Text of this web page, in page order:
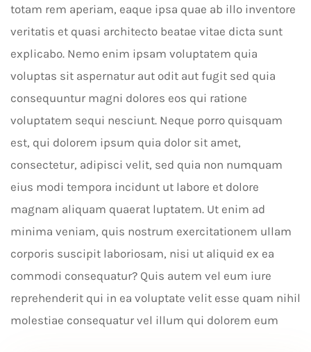
totam rem aperiam, eaque ipsa quae ab illo inventore
veritatis et quasi architecto beatae vitae dicta sunt
explicabo. Nemo enim ipsam voluptatem quia
voluptas sit aspernatur aut odit aut fugit sed quia
consequuntur magni dolores eos qui ratione
voluptatem sequi nesciunt. Neque porro quisquam
est, qui dolorem ipsum quia dolor sit amet,
consectetur, adipisci velit, sed quia non numquam
eius modi tempora incidunt ut labore et dolore
magnam aliquam quaerat luptatem. Ut enim ad
minima veniam, quis nostrum exercitationem ullam
corporis suscipit laboriosam, nisi ut aliquid ex ea
commodi consequatur? Quis autem vel eum iure
reprehenderit qui in ea voluptate velit esse quam nihil
molestiae consequatur vel illum qui dolorem eum